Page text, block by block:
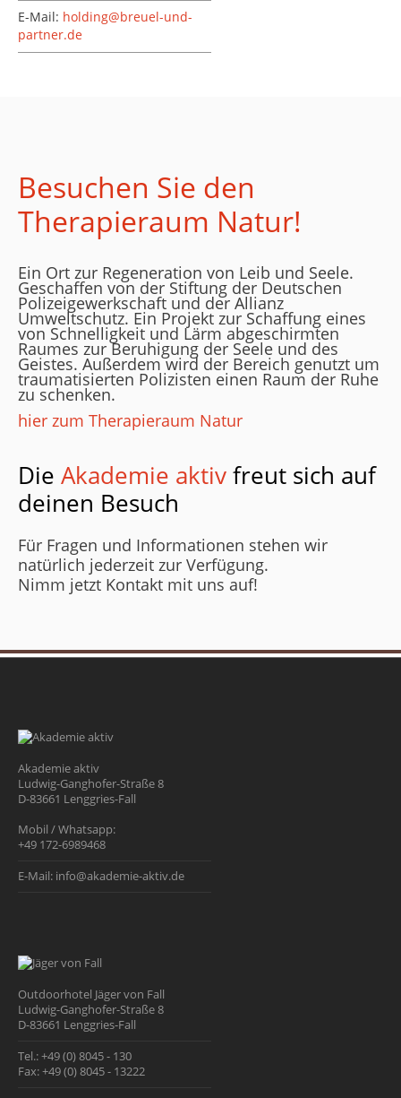
E-Mail: holding@breuel-und-
partner.de
Besuchen Sie den
Therapieraum Natur!
Ein Ort zur Regeneration von Leib und Seele.
Geschaffen von der Stiftung der Deutschen
Polizeigewerkschaft und der Allianz
Umweltschutz. Ein Projekt zur Schaffung eines
von Schnelligkeit und Lärm abgeschirmten
Raumes zur Beruhigung der Seele und des
Geistes. Außerdem wird der Bereich genutzt um
traumatisierten Polizisten einen Raum der Ruhe
zu schenken.
hier zum Therapieraum Natur
Die Akademie aktivfreut sich auf
deinen Besuch
Für Fragen und Informationen stehen wir
natürlich jederzeit zur Verfügung.
Nimm jetzt Kontakt mit uns auf!
Akademie aktiv
Ludwig-Ganghofer-Straße 8
D-83661 Lenggries-Fall
Mobil / Whatsapp:
+49 172-6989468
E-Mail: info@akademie-aktiv.de
Outdoorhotel Jäger von Fall
Ludwig-Ganghofer-Straße 8
D-83661 Lenggries-Fall
Tel.:+49 (0) 8045 - 130
Fax:+49 (0) 8045 - 13222